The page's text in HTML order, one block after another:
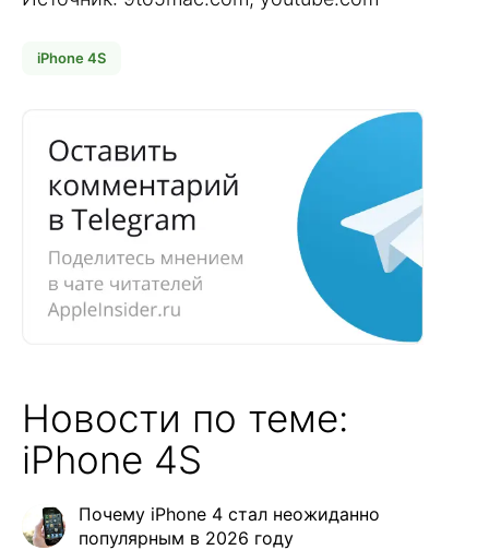
iPhone 4S
Новости по теме:
iPhone 4S
Почему iPhone 4 стал неожиданно
популярным в 2026 году